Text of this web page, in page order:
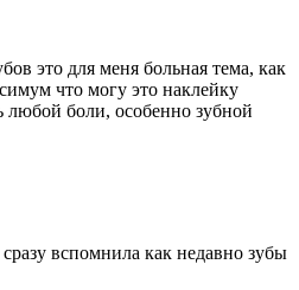
это для меня больная тема, как
что могу это наклейку
любой боли, особенно зубной
вспомнила как недавно зубы